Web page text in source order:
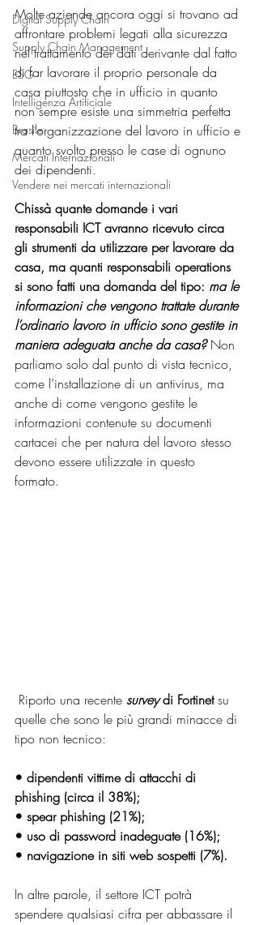
Digital Supply Chain
Supply Chain Management
ESG
Intelligenza Artificiale
Brasile
Mercati Internazionali
Vendere nei mercati internazionali
Molte aziende ancora oggi si trovano ad
affrontare problemi legati alla sicurezza
nel trattamento dei dati derivante dal fatto
di far lavorare il proprio personale da
casa piuttosto che in ufficio in quanto
non sempre esiste una simmetria perfetta
tra l’organizzazione del lavoro in ufficio e
quanto svolto presso le case di ognuno
dei dipendenti.
Chissà quante domande i vari
responsabili ICT avranno ricevuto circa
gli strumenti da utilizzare per lavorare da
casa, ma quanti responsabili operations
si sono fatti una domanda del tipo: ma le
informazioni che vengono trattate durante
l’ordinario lavoro in ufficio sono gestite in
maniera adeguata anche da casa? Non
parliamo solo dal punto di vista tecnico,
come l’installazione di un antivirus, ma
anche di come vengono gestite le
informazioni contenute su documenti
cartacei che per natura del lavoro stesso
devono essere utilizzate in questo
formato.
Riporto una recente survey di Fortinet su
quelle che sono le più grandi minacce di
tipo non tecnico:
• dipendenti vittime di attacchi di
phishing (circa il 38%);
• spear phishing (21%);
• uso di password inadeguate (16%);
• navigazione in siti web sospetti (7%).
In altre parole, il settore ICT potrà
spendere qualsiasi cifra per abbassare il